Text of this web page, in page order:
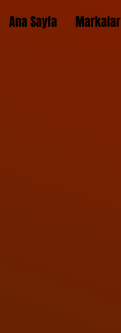
Ana Sayfa Markalar